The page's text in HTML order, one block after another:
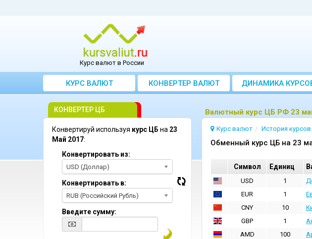
Курс валют в России
КУРС ВАЛЮТ КОНВЕРТЕР ВАЛЮТ ДИНАМИКА
Bалютный курс ЦБ РФ 23
Курс валют История
Oбменный курс ЦБ на 23
Cимвол Единиц
USD 1
EUR
1
CNY
10
GBP
1
AMD
100
КОНВЕРТЕР ЦБ
Конвертируй используя курс ЦБ на 23
Май 2017:
Конвертировать из:
USD (Доллар)
Конвертировать в:
RUB (Российский Рубль)
Введите сумму: